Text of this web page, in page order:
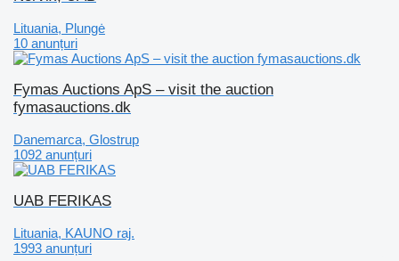
Lituania, Plungė
10 anunțuri
Fymas Auctions ApS – visit the auction
fymasauctions.dk
Danemarca, Glostrup
1092 anunțuri
UAB FERIKAS
Lituania, KAUNO raj.
1993 anunțuri